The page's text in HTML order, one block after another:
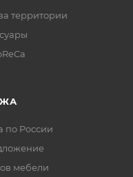
территории
по России
мебели